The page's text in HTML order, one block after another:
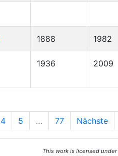
1888 1982
1936 2009
4 5 … 77 Nächste
This work is licensed under